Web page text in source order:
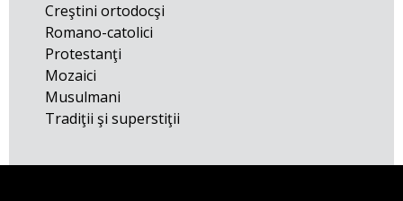
Creştini ortodocşi
Romano-catolici
Protestanţi
Mozaici
Musulmani
Tradiţii şi superstiţii